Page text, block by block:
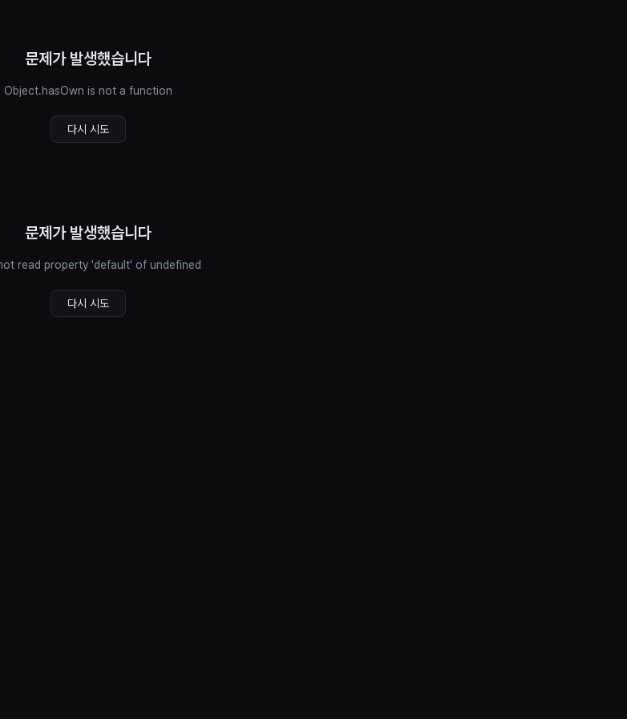
문제가 발생했습니다
Object.hasOwn is not a function
다시 시도
문제가 발생했습니다
read property 'default' of undefined
다시 시도